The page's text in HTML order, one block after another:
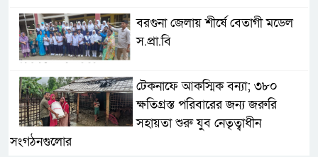
বরগুনা জেলায় শীর্ষে বেতাগী মডেল
স.প্রা.বি
টেকনাফে আকস্মিক বন্যা; ৩৮০
ক্ষতিগ্রস্ত পরিবারের জন্য জরুরি
সহায়তা শুরু যুব নেতৃত্বাধীন
সংগঠনগুলোর